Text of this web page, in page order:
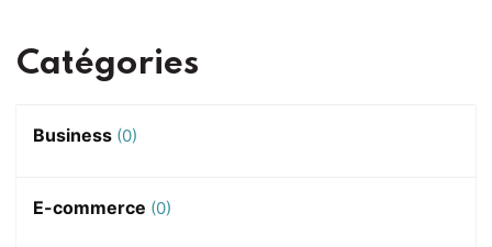
Catégories
Business (0)
E-commerce (0)